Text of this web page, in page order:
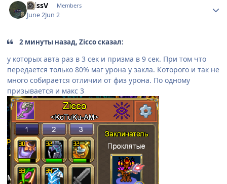
KrissV Members
June 2Jun 2
2 минуты назад, Zicco сказал:
у которых авта раз в 3 сек и призма в 9 сек. При том что
передается только 80% маг урона у закла. Которого и так не
много собирается отличии от физ урона. По одному
призывается и макс 3